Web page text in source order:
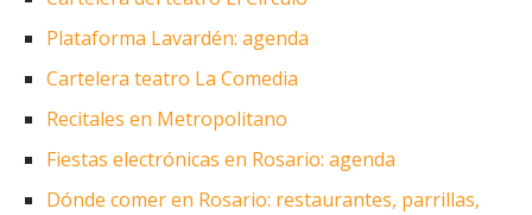
Plataforma Lavardén: agenda
Cartelera teatro La Comedia
Recitales en Metropolitano
Fiestas electrónicas en Rosario: agenda
Dónde comer en Rosario: restaurantes, parrillas,